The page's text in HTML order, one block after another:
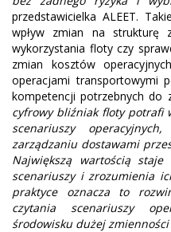
przedstawicielka ALEET.
wpływ zmian na strukturę
wykorzystania floty czy
zmian kosztów
operacjami transportowymi
kompetencji potrzebnych do
cyfrowy bliźniak floty potrafi
scenariuszy
zarządzaniu dostawami
Największą wartością
scenariuszy i zrozumienia
praktyce oznacza to
czytania scenariuszy
środowisku dużej zmienności